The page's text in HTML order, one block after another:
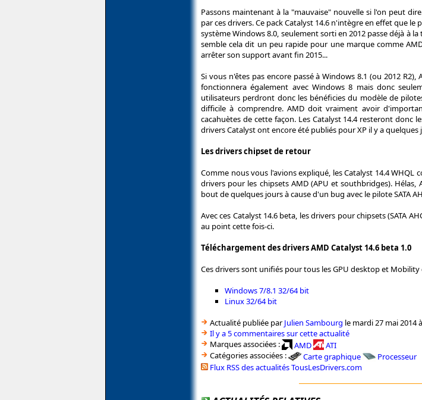
Passons maintenant à la "mauvaise" nouvelle si l'on peut
par ces drivers. Ce pack Catalyst 14.6 n'intègre en effet que
système Windows 8.0, seulement sorti en 2012 passe déjà à
semble cela dit un peu rapide pour une marque comme
arrêter son support avant fin 2015...
Si vous n'êtes pas encore passé à Windows 8.1 (ou 2012
fonctionnera également avec Windows 8 mais donc
utilisateurs perdront donc les bénéficies du modèle de
difficile à comprendre. AMD doit vraiment avoir
cacahuètes de cette façon. Les Catalyst 14.4 resteront donc
drivers Catalyst ont encore été publiés pour XP il y a quelques
Les drivers chipset de retour
Comme nous vous l'avions expliqué, les Catalyst 14.4
drivers pour les chipsets AMD (APU et southbridges).
bout de quelques jours à cause d'un bug avec le pilote SATA
Avec ces Catalyst 14.6 beta, les drivers pour chipsets (SATA
au point cette fois-ci.
Téléchargement des drivers AMD Catalyst 14.6 beta 1.0
Ces drivers sont unifiés pour tous les GPU desktop et Mobility
Windows 7/8.1 32/64 bit
Linux 32/64 bit
Actualité publiée parJulien Sambourg le mardi 27 mai 2014
Il y a 5 commentaires sur cette actualité
Marques associées :
AMD
ATI
Catégories associées :
Carte graphique
Processeur
Flux RSS des actualités TousLesDrivers.com